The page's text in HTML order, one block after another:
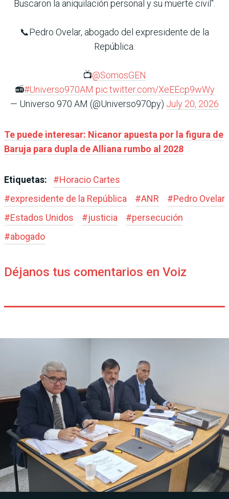
Buscaron la aniquilación personal y su muerte civil".
📞Pedro Ovelar, abogado del expresidente de la
República.
📺@SomosGEN
📻#Universo970AM pic.twitter.com/XeEEcp9wWy
— Universo 970 AM (@Universo970py) July 20, 2026
Te puede interesar: Nicanor apuesta por la figura de
Baruja para dupla de Alliana rumbo al 2028
Etiquetas: #Horacio Cartes
#expresidente de la República #ANR #Pedro Ovelar
#Estados Unidos #justicia #persecución
#abogado
Déjanos tus comentarios en Voiz